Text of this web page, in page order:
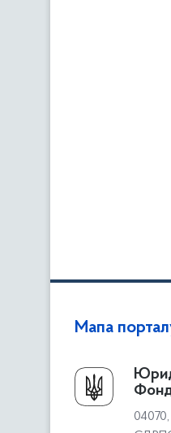
Мапа
Про Фонд
Керівництво
Структура Фонду